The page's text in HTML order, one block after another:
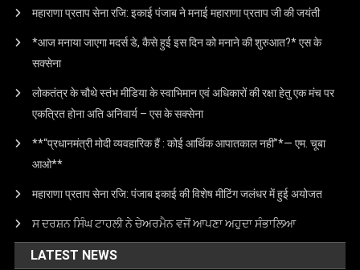
महाराणा प्रताप सेना रजि: इकाई पंजाब ने मनाई महाराणा प्रताप जी की जयंती
*आज मनाया जाएगा मदर्स डे, कैसे हुई इस दिन को मनाने की शुरुआत?* एस के
सक्सेना
लोकतंत्र के चौथे स्तंभ मीडिया के स्वाभिमान एवं अधिकारों की रक्षा हेतु एक मंच पर
एकत्रित होना अति अनिवार्य – एस के सक्सेना
**“प्रधानमंत्री मोदी व्यवहारिक हैं : कोई आर्थिक आपातकाल नहीं”*— एम. चूबा
आओ**
महाराणा प्रताप सेना रजि: पंजाब इकाई की विशेष मीटिंग जलंधर में हुई अयोजत
ਸ ਦਰਸ਼ਨ ਸਿੰਘ ਟਾਹਲੀ ਨੇ ਚੇਅਰਮੈਨ ਵਜੋਂ ਆਪਣਾ ਅਹੁਦਾ ਸੰਭਾਲਿਆ
LATEST NEWS